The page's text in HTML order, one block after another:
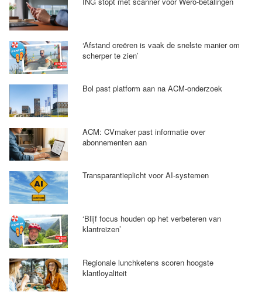
‘Afstand creëren is vaak de snelste manier om
scherper te zien’
Bol past platform aan na ACM-onderzoek
ACM: CVmaker past informatie over
abonnementen aan
Transparantieplicht voor AI-systemen
‘Blijf focus houden op het verbeteren van
klantreizen’
Regionale lunchketens scoren hoogste
klantloyaliteit